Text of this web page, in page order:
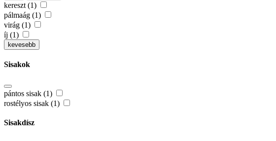
kereszt (1)
pálmaág (1)
virág (1)
íj (1)
kevesebb
Sisakok
pántos sisak (1)
rostélyos sisak (1)
Sisakdísz